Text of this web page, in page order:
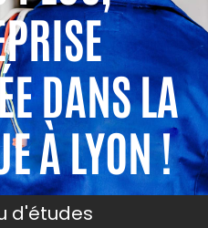
DANS LA
À LYON !
d'études